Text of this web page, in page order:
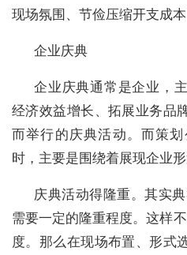
现场氛围、节俭压缩开支成本
企业庆典
企业庆典通常是企业，
经济效益增长、拓展业务品
而举行的庆典活动。而策
时，主要是围绕着展现企业
庆典活动得隆重。其实
需要一定的隆重程度。这样
度。那么在现场布置、形式